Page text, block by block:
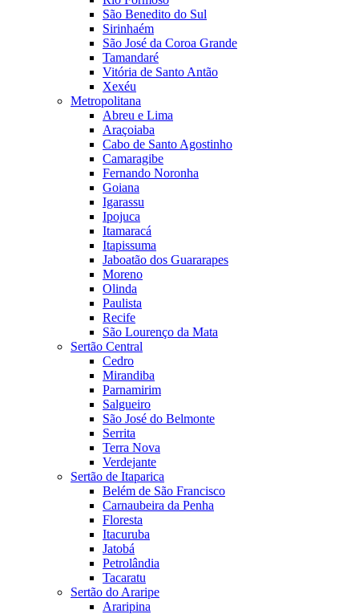
São Benedito do Sul
Sirinhaém
São José da Coroa Grande
Tamandaré
Vitória de Santo Antão
Xexéu
Metropolitana
Abreu e Lima
Araçoiaba
Cabo de Santo Agostinho
Camaragibe
Fernando Noronha
Goiana
Igarassu
Ipojuca
Itamaracá
Itapissuma
Jaboatão dos Guararapes
Moreno
Olinda
Paulista
Recife
São Lourenço da Mata
Sertão Central
Cedro
Mirandiba
Parnamirim
Salgueiro
São José do Belmonte
Serrita
Terra Nova
Verdejante
Sertão de Itaparica
Belém de São Francisco
Carnaubeira da Penha
Floresta
Itacuruba
Jatobá
Petrolândia
Tacaratu
Sertão do Araripe
Araripina